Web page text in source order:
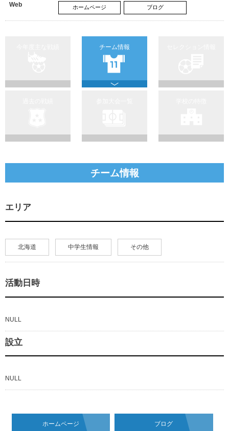
Web ホームページ ブログ
チーム情報
チーム情報
エリア
北海道 中学生情報 その他
活動日時
NULL
設立
NULL
ホームページ ブログ